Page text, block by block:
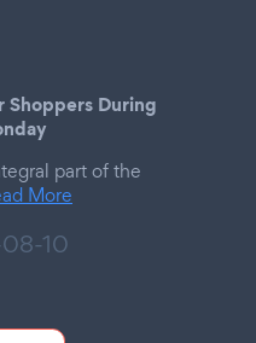
During
part of the
More
10